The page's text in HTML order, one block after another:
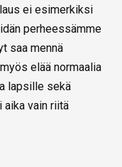
ei esimerkiksi
perheessämme
saa mennä
elää normaalia
lapsille sekä
aika vain riitä